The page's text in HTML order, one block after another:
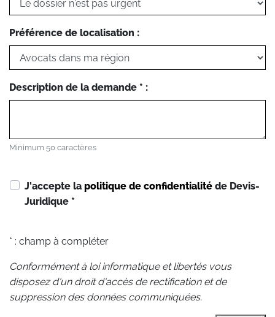
Préférence de localisation :
Description de la demande * :
Minimum 50 caractères
J'accepte la politique de confidentialité de Devis-
Juridique *
* : champ à compléter
Conformément à loi informatique et libertés vous
disposez d'un droit d'accès de rectification et de
suppression des données communiquées.